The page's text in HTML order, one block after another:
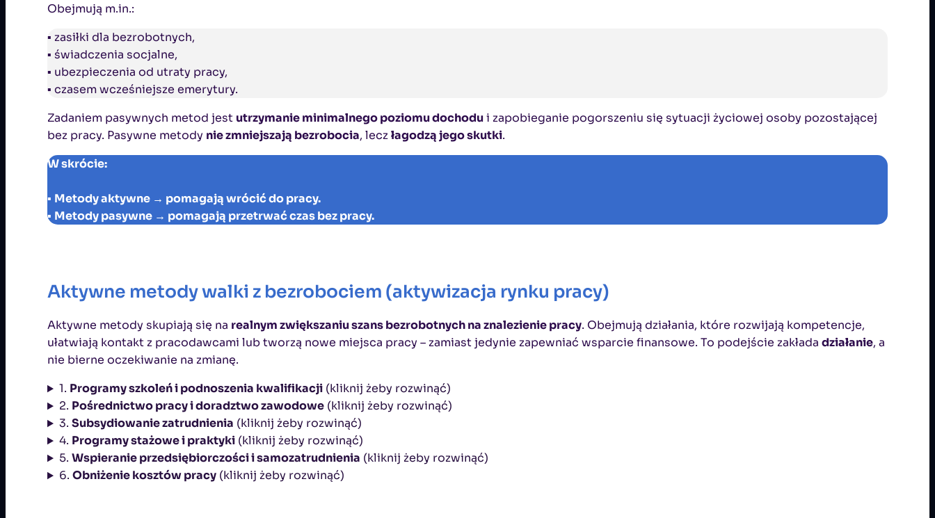
Obejmują m.in.:
▪ zasiłki dla bezrobotnych,
▪ świadczenia socjalne,
▪ ubezpieczenia od utraty pracy,
▪ czasem wcześniejsze emerytury.
Zadaniem pasywnych metod jest utrzymanie minimalnego poziomu dochodui zapobieganie pogorszeniu się sytuacji życiowej osoby pozostającej
bez pracy. Pasywne metody nie zmniejszają bezrobocia, leczłagodzą jego skutki.
W skrócie:
▪ Metody aktywne → pomagają wrócić do pracy.
▪ Metody pasywne → pomagają przetrwać czas bez pracy.
Aktywne metody walki z bezrobociem (aktywizacja rynku pracy)
Aktywne metody skupiają się na realnym zwiększaniu szans bezrobotnych na znalezienie pracy. Obejmują działania, które rozwijają kompetencje,
ułatwiają kontakt z pracodawcami lub tworzą nowe miejsca pracy – zamiast jedynie zapewniać wsparcie finansowe. To podejście zakłada działanie, a
nie bierne oczekiwanie na zmianę.
1. Programy szkoleń i podnoszenia kwalifikacji(kliknij żeby rozwinąć)
2. Pośrednictwo pracy i doradztwo zawodowe(kliknij żeby rozwinąć)
3. Subsydiowanie zatrudnienia (kliknij żeby rozwinąć)
4. Programy stażowe i praktyki(kliknij żeby rozwinąć)
5. Wspieranie przedsiębiorczości i samozatrudnienia (kliknij żeby rozwinąć)
6. Obniżenie kosztów pracy(kliknij żeby rozwinąć)